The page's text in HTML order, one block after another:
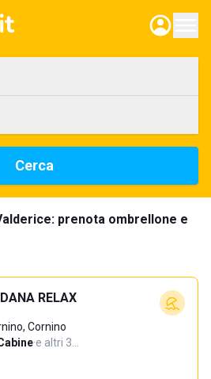
Cerca
prenota ombrellone e
RELAX
Cornino
·e altri 3…